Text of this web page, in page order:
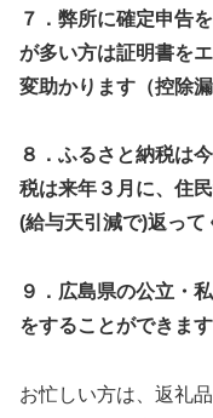
７．弊所に確定申告
が多い方は証明書を
変助かります（控除
８． ふるさと納税は
税は来年３月に、住
(給与天引減で)返って
９．広島県の公立・
をすることができます
お忙しい方は、返礼